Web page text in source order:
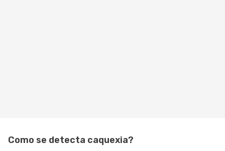
Como se detecta caquexia?